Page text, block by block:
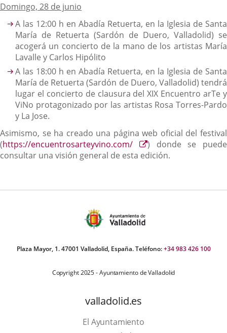
Domingo, 28 de junio
A las 12:00 h en Abadía Retuerta, en la Iglesia de Santa
María de Retuerta (Sardón de Duero, Valladolid) se
acogerá un concierto de la mano de los artistas María
Lavalle y Carlos Hipólito
A las 18:00 h en Abadía Retuerta, en la Iglesia de Santa
María de Retuerta (Sardón de Duero, Valladolid) tendrá
lugar el concierto de clausura del XIX Encuentro arTe y
ViNo protagonizado por las artistas Rosa Torres-Pardo
y La Jose.
Asimismo, se ha creado una página web oficial del festival
(https://encuentrosarteyvino.com/
Enlace
a
externa.
) donde se puede
consultar una visión general de esta edición.
Plaza Mayor, 1. 47001 Valladolid, España. Teléfono:+34 983 426 100
Copyright 2025 - Ayuntamiento de Valladolid
valladolid.es
El Ayuntamiento